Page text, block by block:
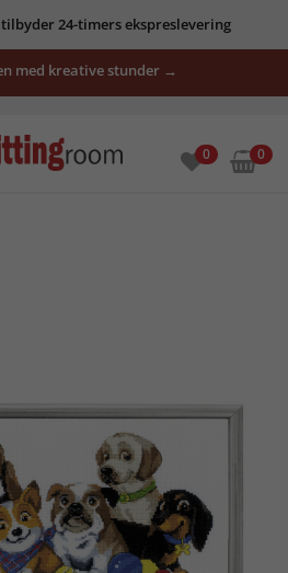
24-timers ekspreslevering
med kreative stunder →
0 0